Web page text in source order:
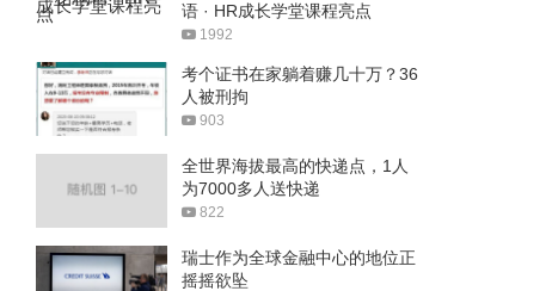
语 · HR成长学堂课程亮点
1992
考个证书在家躺着赚几十万？36
人被刑拘
903
全世界海拔最高的快递点，1人
为7000多人送快递
822
瑞士作为全球金融中心的地位正
摇摇欲坠